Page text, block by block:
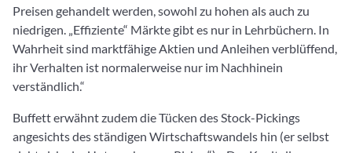
Preisen gehandelt werden, sowohl zu hohen als auch zu
niedrigen. „Effiziente“ Märkte gibt es nur in Lehrbüchern. In
Wahrheit sind marktfähige Aktien und Anleihen verblüffend,
ihr Verhalten ist normalerweise nur im Nachhinein
verständlich.“
Buffett erwähnt zudem die Tücken des Stock-Pickings
angesichts des ständigen Wirtschaftswandels hin (er selbst